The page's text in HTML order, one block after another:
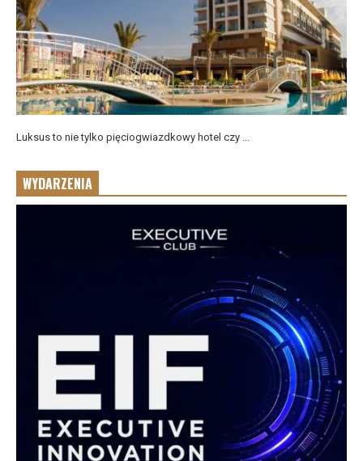
Luksus to nie tylko pięciogwiazdkowy hotel czy ...
WYDARZENIA